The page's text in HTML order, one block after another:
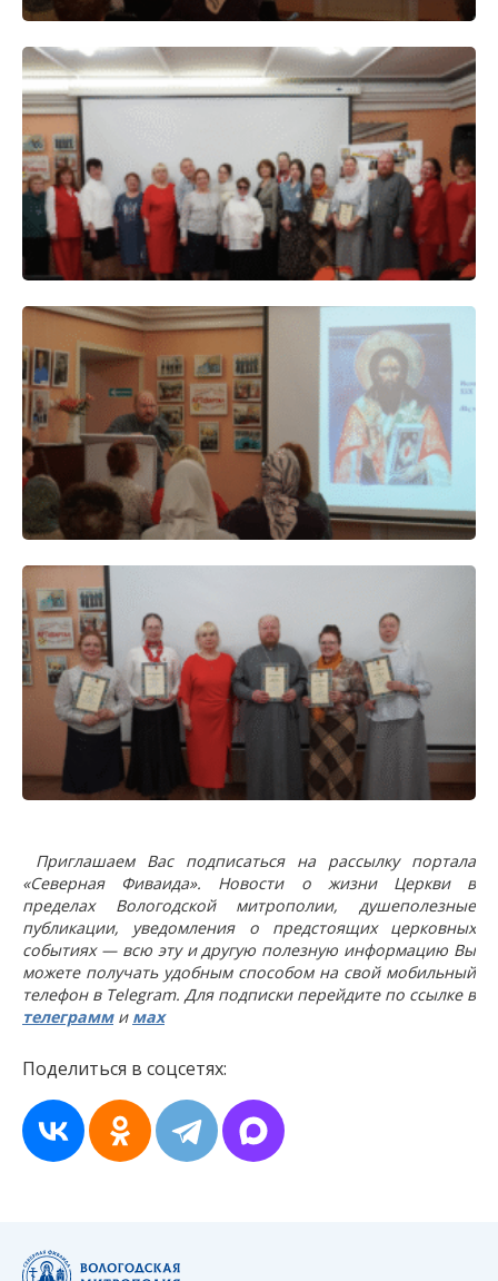
Приглашаем Вас подписаться на рассылку портала
«Северная Фиваида». Новости о жизни Церкви в
пределах Вологодской митрополии, душеполезные
публикации, уведомления о предстоящих церковных
событиях — всю эту и другую полезную информацию Вы
можете получать удобным способом на свой мобильный
телефон в Telegram. Для подписки перейдите по ссылке в
телеграмми мах
Поделиться в соцсетях: